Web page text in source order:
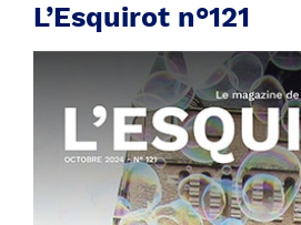
L’Esquirot n°121